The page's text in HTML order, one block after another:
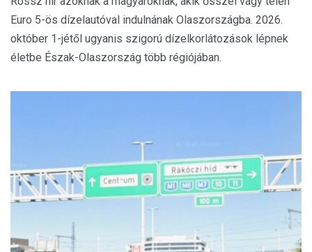
Euro 5-ös dízelautóval indulnának Olaszországba. 2026.
október 1-jétől ugyanis szigorú dízelkorlátozások lépnek
életbe Észak-Olaszország több régiójában.